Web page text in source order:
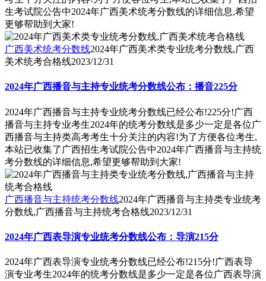
生考试院公告中2024年广西美术统考分数线的详细信息,希望
更够帮助到大家!
广西美术统考分数线2024年广西美术类专业统考分数线,广西
美术统考合格线2023/12/31
2024年广西播音与主持专业统考分数线公布：播音225分
2024年广西播音与主持专业统考分数线已经公布!225分!广西
播音与主持专业考生2024年的统考分数线是多少一定是各位广
西播音与主持类高考考生十分关注的内容!为了方便各位考生,
本站已收集了广西招生考试院公告中2024年广西播音与主持统
考分数线的详细信息,希望更够帮助到大家!
广西播音与主持统考分数线2024年广西播音与主持类专业统考
分数线,广西播音与主持统考合格线2023/12/31
2024年广西表导演专业统考分数线公布：导演215分
2024年广西表导演专业统考分数线已经公布!215分!广西表导
演专业考生2024年的统考分数线是多少一定是各位广西表导演